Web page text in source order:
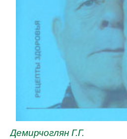
Демирчоглян Г.Г.